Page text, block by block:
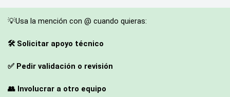
💡Usa la mención con @ cuando quieras:
🛠️ Solicitar apoyo técnico
✅ Pedir validación o revisión
👥 Involucrar a otro equipo